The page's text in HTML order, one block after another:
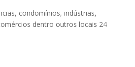
condomínios, indústrias,
dentro outros locais 24